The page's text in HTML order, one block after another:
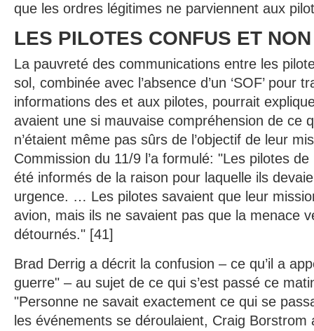
que les ordres légitimes ne parviennent aux
LES PILOTES CONFUS ET
La pauvreté des communications entre les
sol, combinée avec l’absence d’un ‘SOF’ pour
informations des et aux pilotes, pourrait
avaient une si mauvaise compréhension de ce
n’étaient même pas sûrs de l’objectif de leur
Commission du 11/9 l’a formulé: "Les pilotes de
été informés de la raison pour laquelle ils
urgence. … Les pilotes savaient que leur
avion, mais ils ne savaient pas que la menace
détournés." [41]
Brad Derrig a décrit la confusion – ce qu’il a
guerre" – au sujet de ce qui s’est passé ce
"Personne ne savait exactement ce qui se
les événements se déroulaient, Craig Borstrom